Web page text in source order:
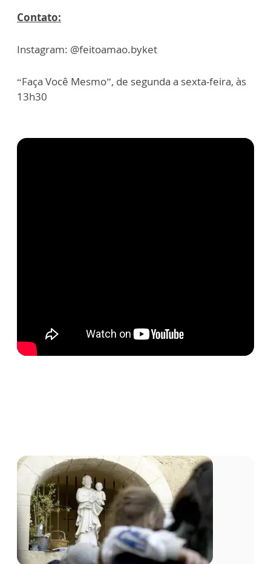
Contato:
Instagram: @feitoamao.byket
“Faça Você Mesmo”, de segunda a sexta-feira, às
13h30